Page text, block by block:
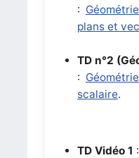
:
plans et
TD n°2
:
scalaire.
TD Vidéo 1